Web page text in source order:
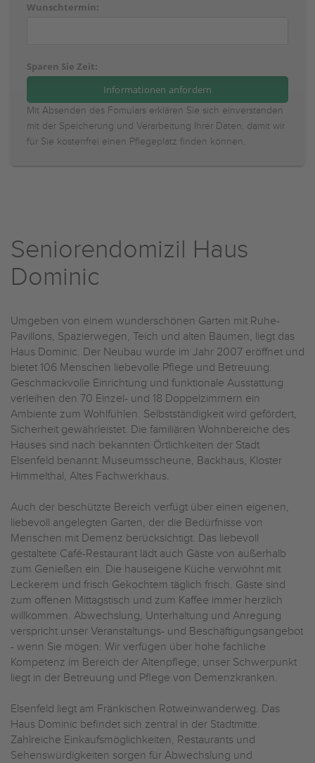
Wunschtermin:
Sparen Sie Zeit:
Mit Absenden des Fomulars erklären Sie sich einverstanden
mit der Speicherung und Verarbeitung Ihrer Daten, damit wir
für Sie kostenfrei einen Pflegeplatz finden können.
Seniorendomizil Haus
Dominic
Umgeben von einem wunderschönen Garten mit Ruhe-
Pavillons, Spazierwegen, Teich und alten Bäumen, liegt das
Haus Dominic. Der Neubau wurde im Jahr 2007 eröffnet und
bietet 106 Menschen liebevolle Pflege und Betreuung.
Geschmackvolle Einrichtung und funktionale Ausstattung
verleihen den 70 Einzel- und 18 Doppelzimmern ein
Ambiente zum Wohlfühlen. Selbstständigkeit wird gefördert,
Sicherheit gewährleistet. Die familiären Wohnbereiche des
Hauses sind nach bekannten Örtlichkeiten der Stadt
Elsenfeld benannt: Museumsscheune, Backhaus, Kloster
Himmelthal, Altes Fachwerkhaus.
Auch der beschützte Bereich verfügt über einen eigenen,
liebevoll angelegten Garten, der die Bedürfnisse von
Menschen mit Demenz berücksichtigt. Das liebevoll
gestaltete Café-Restaurant lädt auch Gäste von außerhalb
zum Genießen ein. Die hauseigene Küche verwöhnt mit
Leckerem und frisch Gekochtem täglich frisch. Gäste sind
zum offenen Mittagstisch und zum Kaffee immer herzlich
willkommen. Abwechslung, Unterhaltung und Anregung
verspricht unser Veranstaltungs- und Beschäftigungsangebot
- wenn Sie mögen. Wir verfügen über hohe fachliche
Kompetenz im Bereich der Altenpflege; unser Schwerpunkt
liegt in der Betreuung und Pflege von Demenzkranken.
Elsenfeld liegt am Fränkischen Rotweinwanderweg. Das
Haus Dominic befindet sich zentral in der Stadtmitte.
Zahlreiche Einkaufsmöglichkeiten, Restaurants und
Sehenswürdigkeiten sorgen für Abwechslung und